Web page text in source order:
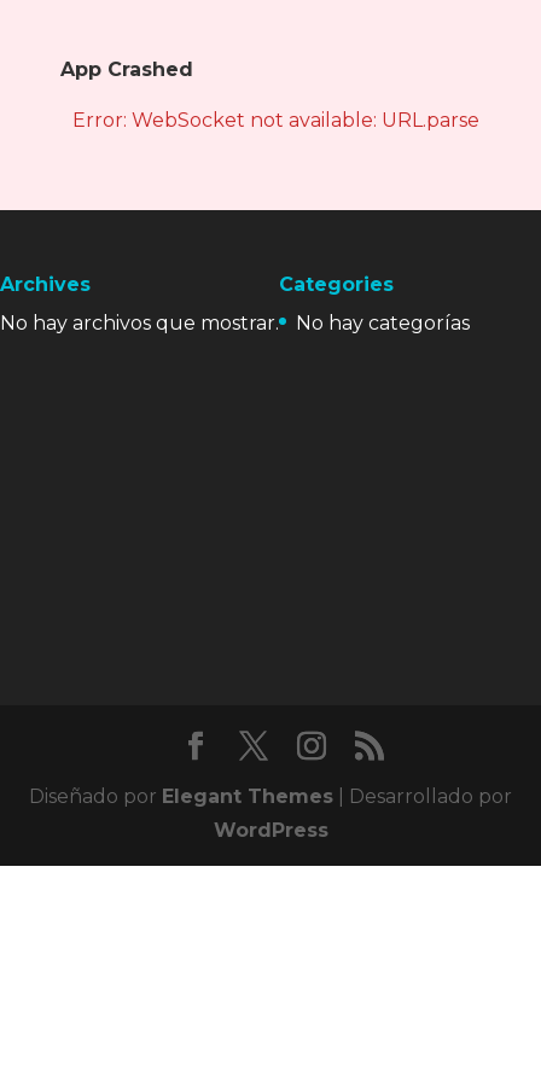
App Crashed
Error: WebSocket not available: URL.parse is
Archives
No hay archivos que mostrar.
Categories
No hay categorías
Diseñado por Elegant Themes | Desarrollado por
WordPress